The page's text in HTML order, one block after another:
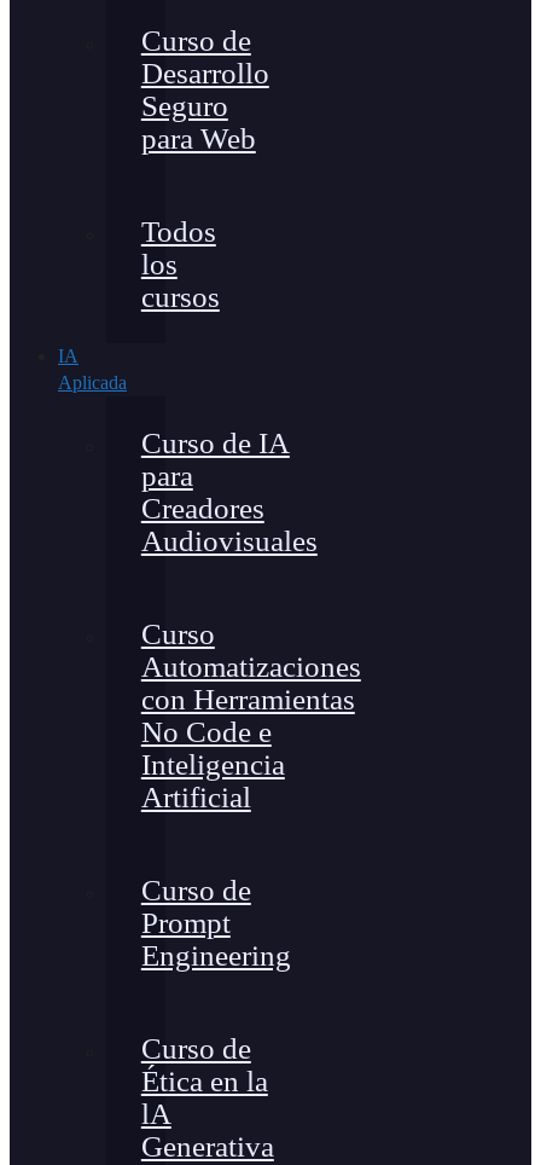
Curso de
Desarrollo
Seguro
para Web
Todos
los
cursos
IA
Aplicada
Curso de IA
para
Creadores
Audiovisuales
Curso
Automatizaciones
con Herramientas
No Code e
Inteligencia
Artificial
Curso de
Prompt
Engineering
Curso de
Ética en la
lA
Generativa